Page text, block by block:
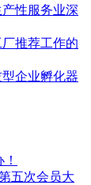
性服务业深
推荐工作的
企业孵化器
五次会员大